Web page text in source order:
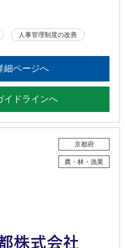
人事管理制度の改善
細ページへ
イドラインへ
京都府
農・林・漁業